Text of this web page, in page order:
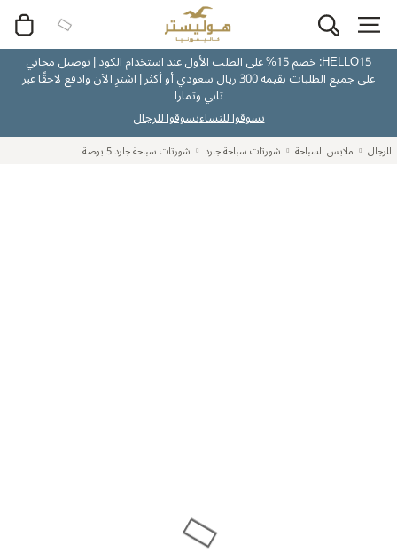
HELLO15: خصم 15% على الطلب الأول عند استخدام الكود | توصيل مجاني
على جميع الطلبات بقيمة 300 ريال سعودي أو أكثر | اشترِ الآن وادفع لاحقًا عبر
تابي وتمارا
تسوقوا للنساءتسوقوا للرجال
للرجال ملابس السباحة شورتات سباحة جارد شورتات سباحة جارد 5 بوصة